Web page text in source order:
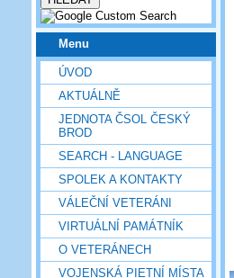
Menu
ÚVOD
AKTUÁLNĚ
JEDNOTA ČSOL ČESKÝ
BROD
SEARCH - LANGUAGE
SPOLEK A KONTAKTY
VÁLEČNÍ VETERÁNI
VIRTUÁLNÍ PAMÁTNÍK
O VETERÁNECH
VOJENSKÁ PIETNÍ MÍSTA